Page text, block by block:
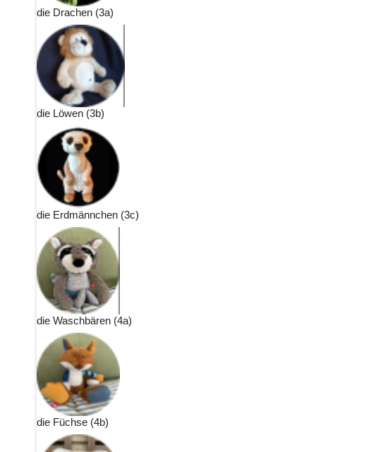
die Drachen (3a)
die Löwen (3b)
die Erdmännchen (3c)
die Waschbären (4a)
die Füchse (4b)